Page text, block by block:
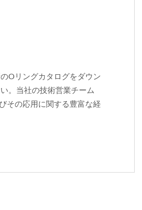
Oリングカタログをダウン
。当社の技術営業チーム
その応用に関する豊富な経
ズと仕様に基づいて提案を